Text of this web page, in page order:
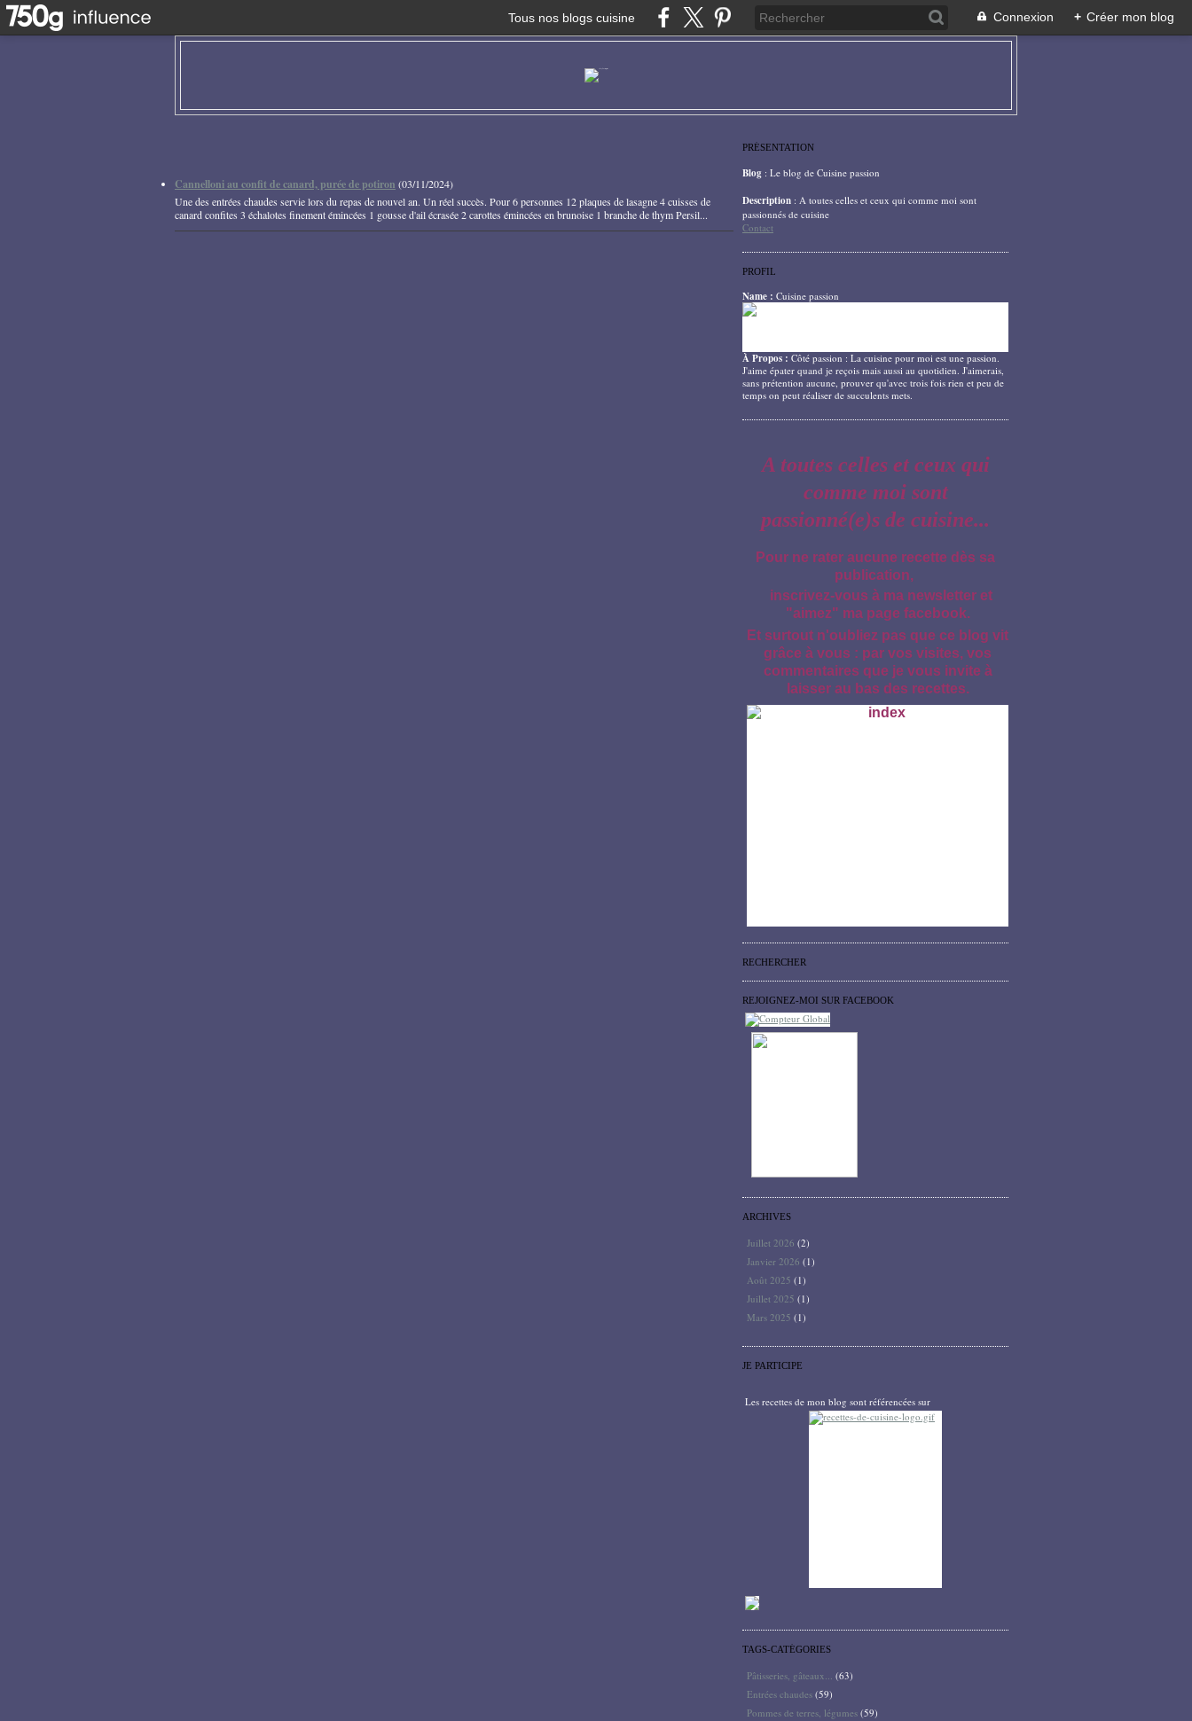
Tous nos blogs cuisine Connexion + Créer mon blog
Cannelloni au confit de canard, purée de potiron (03/11/2024)
Une des entrées chaudes servie lors du repas de nouvel an. Un réel succès. Pour 6 personnes 12 plaques de lasagne 4 cuisses de
canard confites 3 échalotes finement émincées 1 gousse d'ail écrasée 2 carottes émincées en brunoise 1 branche de thym Persil...
PRÉSENTATION
Blog : Le blog de Cuisine passion
Description : A toutes celles et ceux qui comme moi sont
passionnés de cuisine
Contact
PROFIL
Name : Cuisine passion
À Propos : Côté passion : La cuisine pour moi est une passion.
J'aime épater quand je reçois mais aussi au quotidien. J'aimerais,
sans prétention aucune, prouver qu'avec trois fois rien et peu de
temps on peut réaliser de succulents mets.
A toutes celles et ceux qui
comme moi sont
passionné(e)s de cuisine...
Pour ne rater aucune recette dès sa
publication,
inscrivez-vous à ma newsletter et
"aimez" ma page facebook.
Et surtout n'oubliez pas que ce blog vit
grâce à vous : par vos visites, vos
commentaires que je vous invite à
laisser au bas des recettes.
RECHERCHER
REJOIGNEZ-MOI SUR FACEBOOK
ARCHIVES
Juillet 2026 (2)
Janvier 2026 (1)
Août 2025 (1)
Juillet 2025 (1)
Mars 2025 (1)
JE PARTICIPE
Les recettes de mon blog sont référencées sur
TAGS-CATÉGORIES
Pâtisseries, gâteaux... (63)
Entrées chaudes (59)
Pommes de terres, légumes (59)